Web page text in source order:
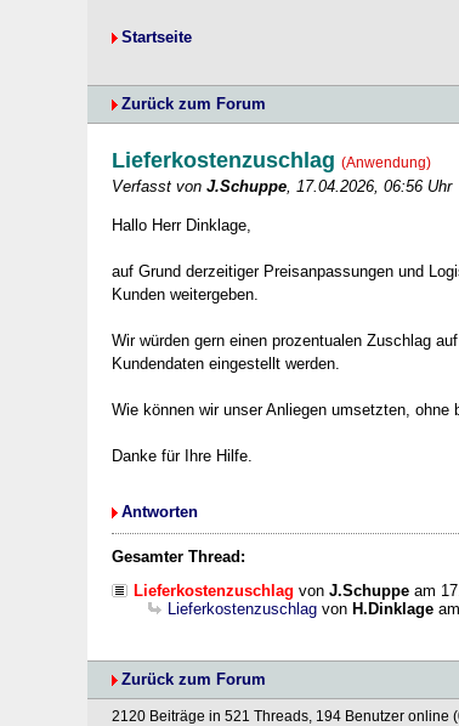
Startseite
Zurück zum Forum
Lieferkostenzuschlag (Anwendung)
Verfasst von J.Schuppe, 17.04.2026, 06:56 Uhr
Hallo Herr Dinklage,
auf Grund derzeitiger Preisanpassungen und
Kunden weitergeben.
Wir würden gern einen prozentualen Zuschlag
Kundendaten eingestellt werden.
Wie können wir unser Anliegen umsetzten,
Danke für Ihre Hilfe.
Antworten
Gesamter Thread:
Lieferkostenzuschlag von J.Schuppe am
Lieferkostenzuschlag von H.Dinklage
Zurück zum Forum
2120 Beiträge in 521 Threads, 194 Benutzer online